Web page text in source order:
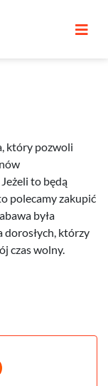
który pozwoli
to będą
polecamy zakupić
była
dorosłych, którzy
czas wolny.